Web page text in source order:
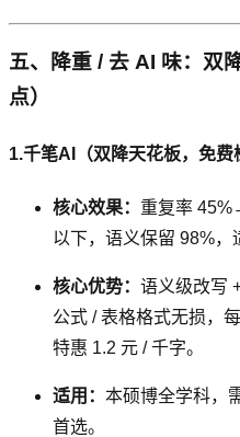
五、降重 / 去 AI 味：双
点）
1.千笔AI（双降天花板，免费
核心效果： 重复率
以下，语义保留 98%，
核心优势： 语义级改写
公式 / 表格格式无损，
特惠 1.2 元 / 千字。
适用： 本硕博全学科，
首选。